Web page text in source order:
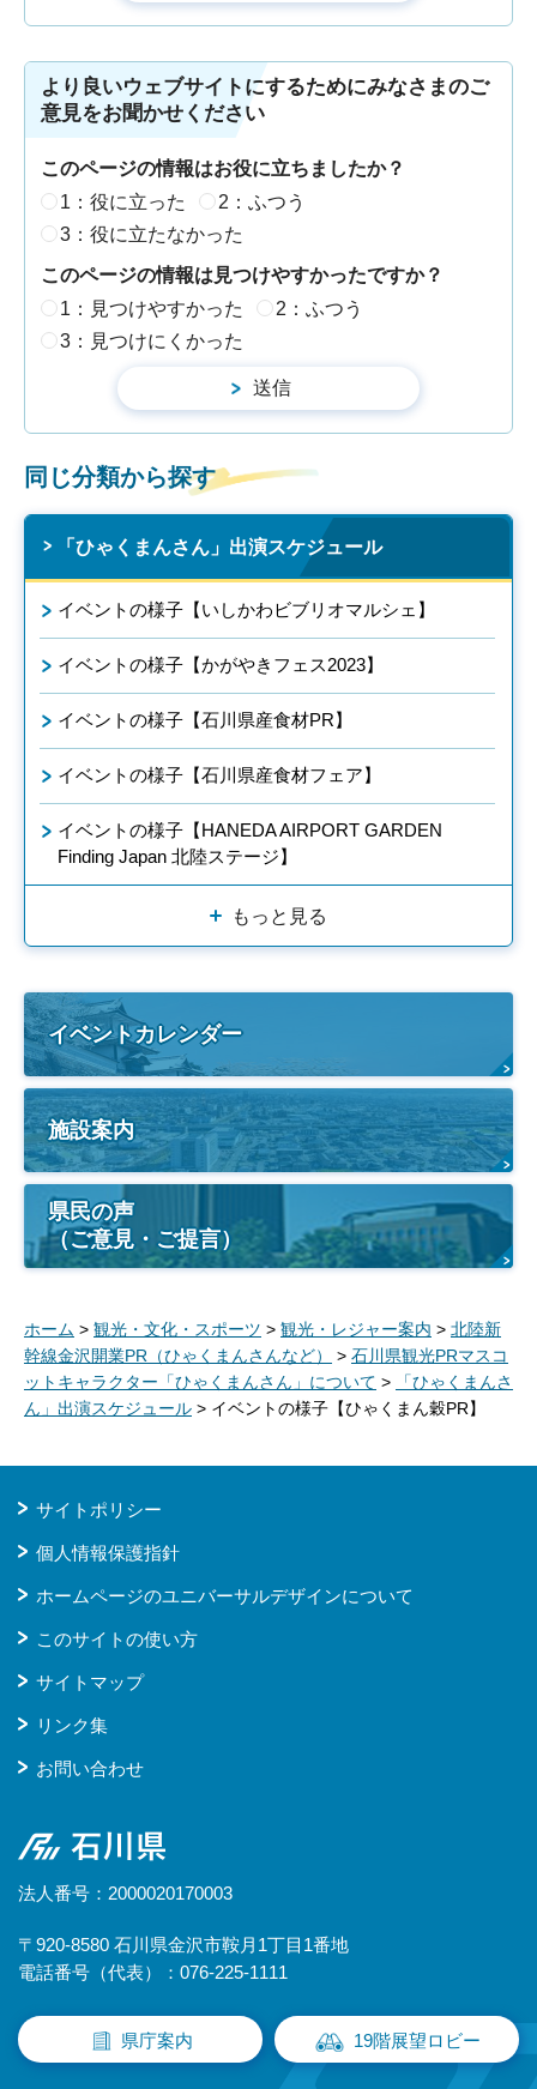
より良いウェブサイトにするためにみなさまのご
意見をお聞かせください
このページの情報はお役に立ちましたか？
1：役に立った
2：ふつう
3：役に立たなかった
このページの情報は見つけやすかったですか？
1：見つけやすかった
2：ふつう
3：見つけにくかった
同じ分類から探す
「ひゃくまんさん」出演スケジュール
イベントの様子【いしかわビブリオマルシェ】
イベントの様子【かがやきフェス2023】
イベントの様子【石川県産食材PR】
イベントの様子【石川県産食材フェア】
イベントの様子【HANEDA AIRPORT GARDEN
Finding Japan 北陸ステージ】
もっと見る
イベントカレンダー
施設案内
県民の声
（ご意見・ご提言）
ホーム > 観光・文化・スポーツ > 観光・レジャー案内 > 北陸新
幹線金沢開業PR（ひゃくまんさんなど）
> 石川県観光PRマスコ
ットキャラクター「ひゃくまんさん」について >
「ひゃくまんさ
ん」出演スケジュール > イベントの様子【ひゃくまん穀PR】
サイトポリシー
個人情報保護指針
ホームページのユニバーサルデザインについて
このサイトの使い方
サイトマップ
リンク集
お問い合わせ
石川県
法人番号：2000020170003
〒920-8580 石川県金沢市鞍月1丁目1番地
電話番号（代表）：076-225-1111
県庁案内 19階展望ロビー